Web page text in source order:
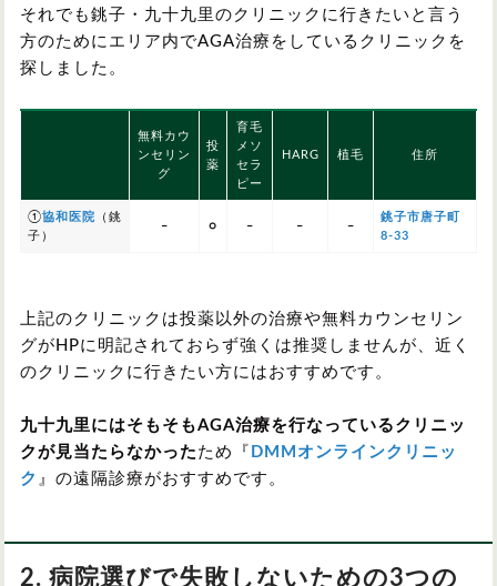
それでも銚子・九十九里のクリニックに行きたいと言う
方のためにエリア内でAGA治療をしているクリニックを
探しました。
無料カウ
ンセリン
グ
投
薬
育毛
メソ
セラ
ピー
HARG 植毛 住所
①協和医院 （銚
子）
– ○ – – –
銚子市唐子町
8-33
上記のクリニックは投薬以外の治療や無料カウンセリン
グがHPに明記されておらず強くは推奨しませんが、近く
のクリニックに行きたい方にはおすすめです。
九十九里にはそもそもAGA治療を行なっているクリニッ
クが見当たらなかった ため『 DMMオンラインクリニッ
ク 』の遠隔診療がおすすめです。
2. 病院選びで失敗しないための3つの